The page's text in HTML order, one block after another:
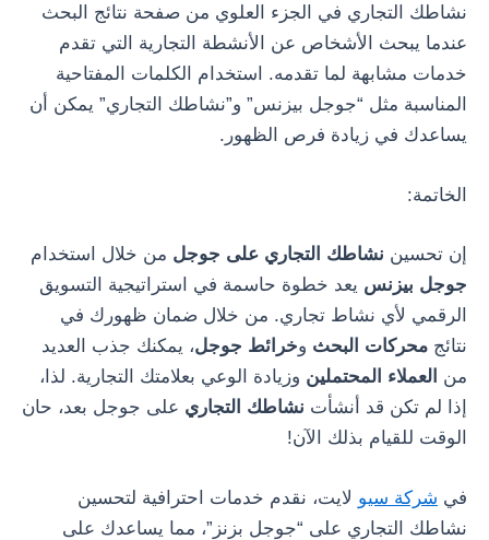
نشاطك التجاري في الجزء العلوي من صفحة نتائج البحث
عندما يبحث الأشخاص عن الأنشطة التجارية التي تقدم
خدمات مشابهة لما تقدمه. استخدام الكلمات المفتاحية
المناسبة مثل “جوجل بيزنس” و”نشاطك التجاري” يمكن أن
يساعدك في زيادة فرص الظهور.
الخاتمة:
إن تحسين نشاطك التجاري على جوجل من خلال استخدام
جوجل بيزنس يعد خطوة حاسمة في استراتيجية التسويق
الرقمي لأي نشاط تجاري. من خلال ضمان ظهورك في
نتائج محركات البحث وخرائط جوجل، يمكنك جذب العديد
من العملاء المحتملين وزيادة الوعي بعلامتك التجارية. لذا،
إذا لم تكن قد أنشأت نشاطك التجاري على جوجل بعد، حان
الوقت للقيام بذلك الآن!
في شركة سيو لايت، نقدم خدمات احترافية لتحسين
نشاطك التجاري على “جوجل بزنز”، مما يساعدك على